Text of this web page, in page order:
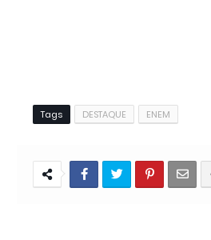
Tags DESTAQUE ENEM